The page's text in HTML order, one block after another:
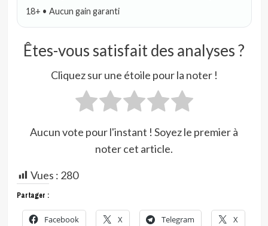
18+ • Aucun gain garanti
Êtes-vous satisfait des analyses ?
Cliquez sur une étoile pour la noter !
Aucun vote pour l'instant ! Soyez le premier à
noter cet article.
Vues : 280
Partager :
Facebook X Telegram X